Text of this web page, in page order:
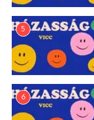
5
6